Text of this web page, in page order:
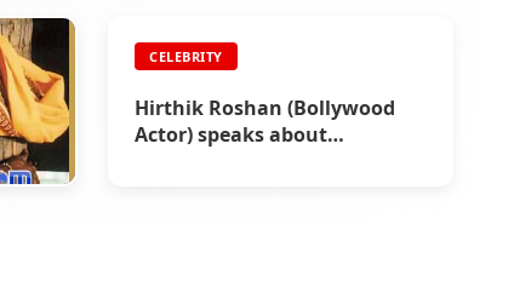
Director Manobala -
Celebrities Speak
CELEBRITY
Hirthik Roshan (Bollywood
Actor) speaks about